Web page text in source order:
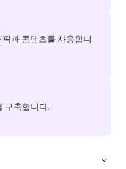
과 콘텐츠를 사용합니
구축합니다.